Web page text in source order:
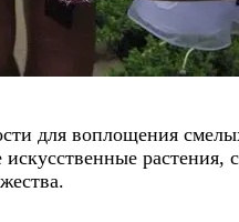
для воплощения